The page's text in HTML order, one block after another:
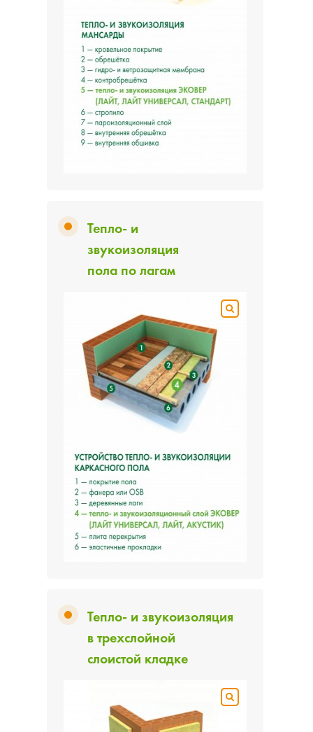
Тепло- и
звукоизоляция
пола по лагам
Тепло- и звукоизоляция
в трехслойной
слоистой кладке